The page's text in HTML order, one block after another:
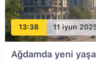
13:38 11 iyun
Ağdamda yeni